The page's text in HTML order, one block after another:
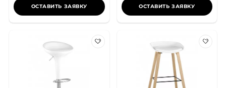
ОСТАВИТЬ ЗАЯВКУ ОСТАВИТЬ ЗАЯВКУ